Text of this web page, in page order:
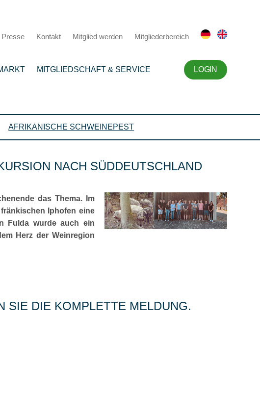
Presse Kontakt Mitglied werden Mitgliederbereich
MITGLIEDSCHAFT & SERVICE LOGIN
AFRIKANISCHE SCHWEINEPEST
NACH SÜDDEUTSCHLAND
das Thema. Im
Iphofen eine
Fulda wurde auch ein
Herz der Weinregion
SIE DIE KOMPLETTE MELDUNG.